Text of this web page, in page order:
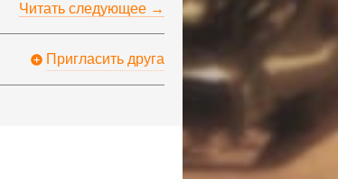
Читать следующее →
Пригласить друга